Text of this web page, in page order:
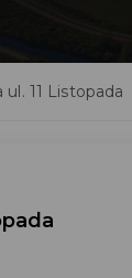
ul. 11 Listopada